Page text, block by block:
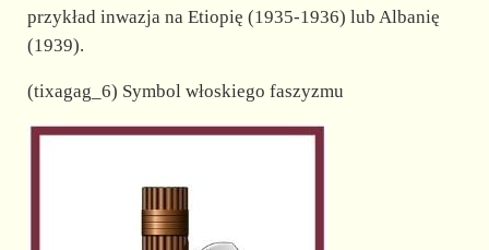
przykład inwazja na Etiopię (1935-1936) lub Albanię
(1939).
(tixagag_6) Symbol włoskiego faszyzmu